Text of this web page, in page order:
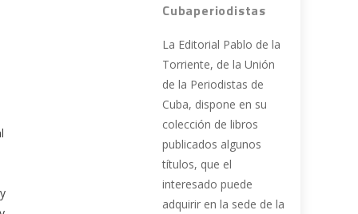
Cubaperiodistas
La Editorial Pablo de la
Torriente, de la Unión
de la Periodistas de
Cuba, dispone en su
colección de libros
publicados algunos
títulos, que el
interesado puede
adquirir en la sede de la